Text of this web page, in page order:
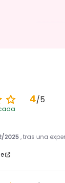
4/5
2025 , tras una